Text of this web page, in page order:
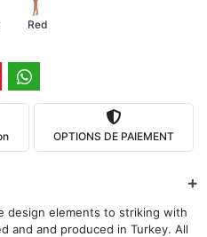
Red
OPTIONS DE PAIEMENT
design elements to striking with
and and produced in Turkey. All